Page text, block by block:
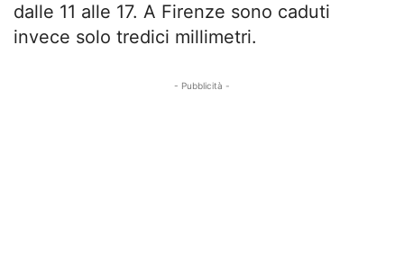
dalle 11 alle 17. A Firenze sono caduti
invece solo tredici millimetri.
- Pubblicità -